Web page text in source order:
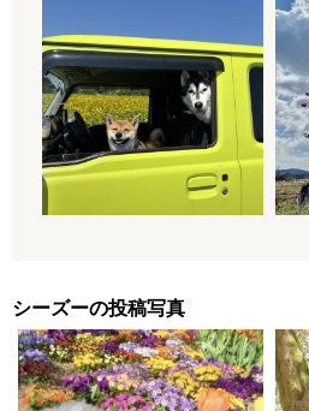
シーズーの投稿写真